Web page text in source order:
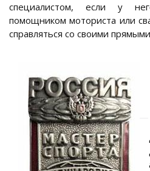
специалистом, если у
помощником моториста или
справляться со своими